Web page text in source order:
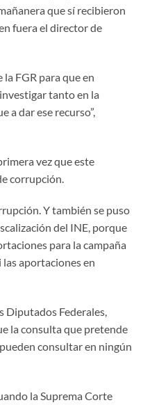
que sí recibieron
fuera el director de
FGR para que en
tanto en la
a dar ese recurso”,
vez que este
corrupción.
Y también se puso
del INE, porque
para la campaña
las aportaciones en
Diputados Federales,
la consulta que pretende
consultar en ningún
la Suprema Corte